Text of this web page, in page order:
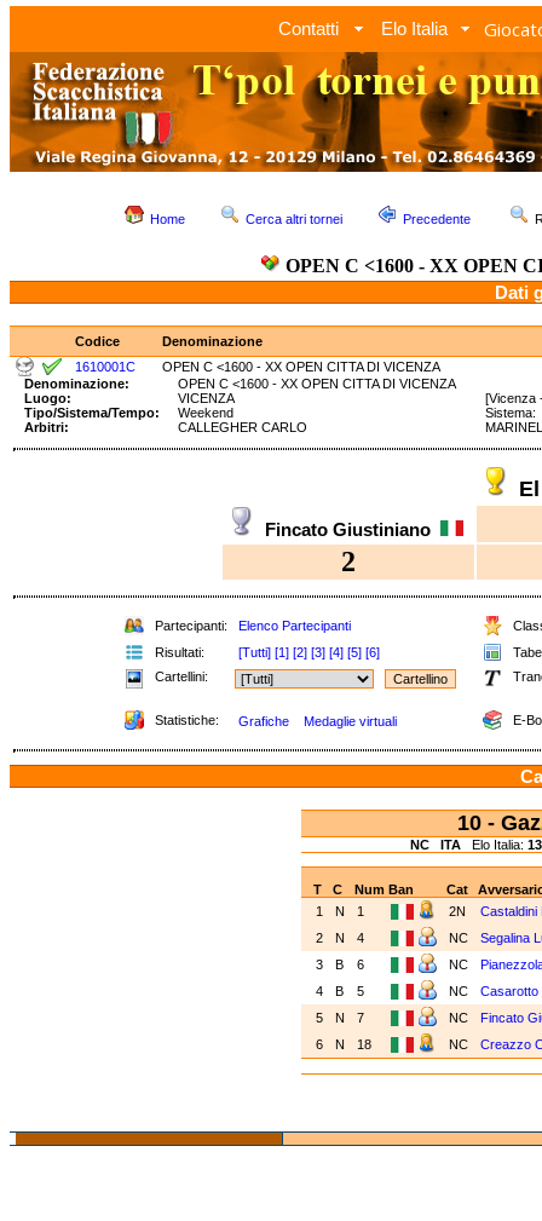
Contatti Elo Italia
Home Cerca altri tornei Precedente
OPEN C <1600 - XX OPEN
Dati
Codice
Denominazione
1610001C
OPEN C <1600 - XX OPEN CITTA DI VICENZA
Denominazione:
OPEN C <1600 - XX OPEN CITTA DI VICENZA
Luogo:
VICENZA
[Vicenza
Tipo/Sistema/Tempo:
Weekend
Arbitri:
CALLEGHER CARLO
Fincato Giustiniano
2
Partecipanti: Elenco Partecipanti
Risultati:
[Tutti] [1] [2] [3] [4] [5] [6]
Cartellini:
Statistiche: Grafiche Medaglie virtuali E-
10 -
NC ITAElo Italia:
T C NumBan Cat
1
N 1 2N
Castaldini
2
N 4 NC
Segalina
3
B 6 NC
4
B 5 NC
Casarotto
5
N 7 NC
Fincato
6
N 18 NC Creazzo